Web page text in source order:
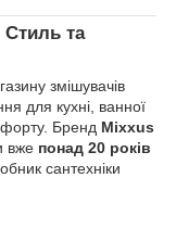
Стиль та
змішувачів
для кухні, ванної
Бренд Mixxus
вже понад 20 років
сантехніки